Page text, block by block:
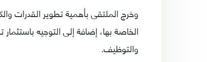
وخرج الملتقى بأهمية تطوير القدرات
الخاصة بها، إضافة إلى التوجيه
والتوظيف.